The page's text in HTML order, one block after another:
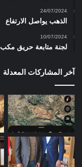
24/07/2024
الذهب يواصل الارتفاع
10/07/2024
لجنة متابعة حريق
آخر المشاركات المعدلة